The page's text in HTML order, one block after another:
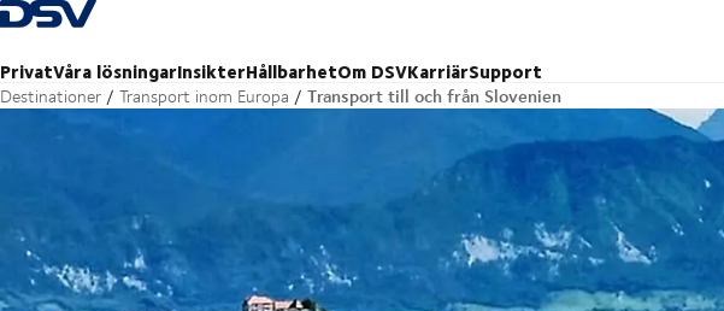
Tillbaka till hemsidan
PrivatVåra lösningarInsikterHållbarhetOm DSVKarriärSupport
Destinationer Transport inom Europa Transport till och från Slovenien